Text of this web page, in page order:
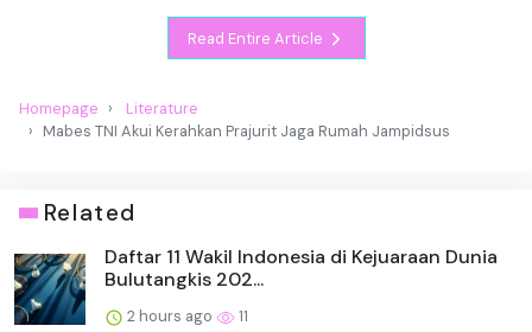
Read Entire Article
Homepage
Literature
Mabes TNI Akui Kerahkan Prajurit Jaga Rumah Jampidsus
Related
Daftar 11 Wakil Indonesia di Kejuaraan Dunia
Bulutangkis 202...
2 hours ago 11